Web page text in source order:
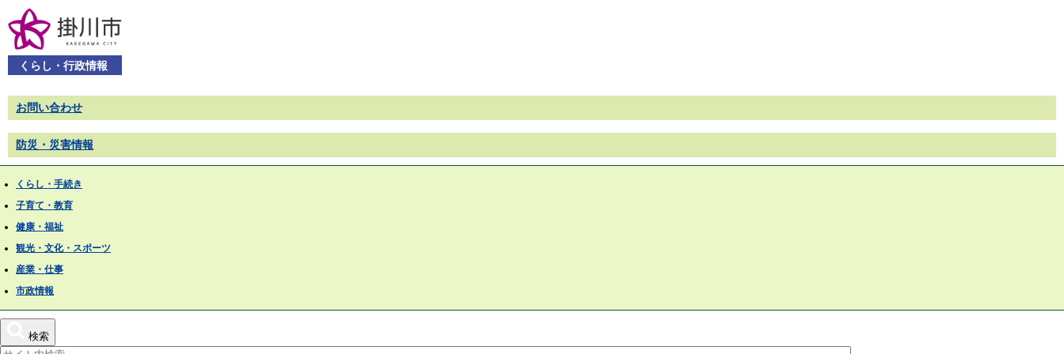
くらし・行政情報
お問い合わせ
防災・災害情報
くらし・手続き
子育て・教育
健康・福祉
観光・文化・スポーツ
産業・仕事
市政情報
検索